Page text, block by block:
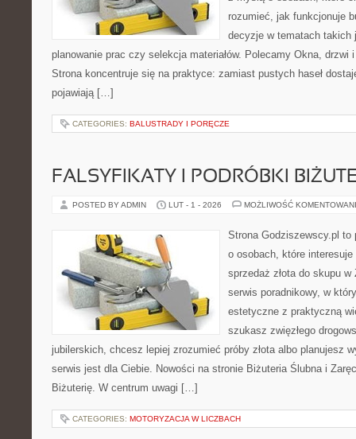
rozumieć, jak funkcjonuje
decyzje w tematach
planowanie prac czy selekcja materiałów. Polecamy Okna, drzwi
Strona koncentruje się na praktyce: zamiast pustych haseł
pojawiają […]
CATEGORIES: BALUSTRADY I PORĘCZE
FALSYFIKATY I PODRÓBKI
POSTED BY ADMIN LUT - 1 - 2026 MOŻLIWOŚĆ
Strona Godziszewscy.pl
o osobach, które
sprzedaż złota do skupu
serwis poradnikowy, w
estetyczne z praktyczną
szukasz zwięzłego
jubilerskich, chcesz lepiej zrozumieć próby złota albo planujesz
serwis jest dla Ciebie. Nowości na stronie Biżuteria Ślubna i
Biżuterię. W centrum uwagi […]
CATEGORIES: MOTORYZACJA W LICZBACH